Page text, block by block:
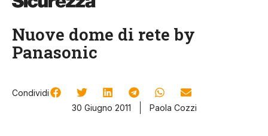
Nuove dome di rete by
Panasonic
Condividi
30 Giugno 2011
Paola Cozzi